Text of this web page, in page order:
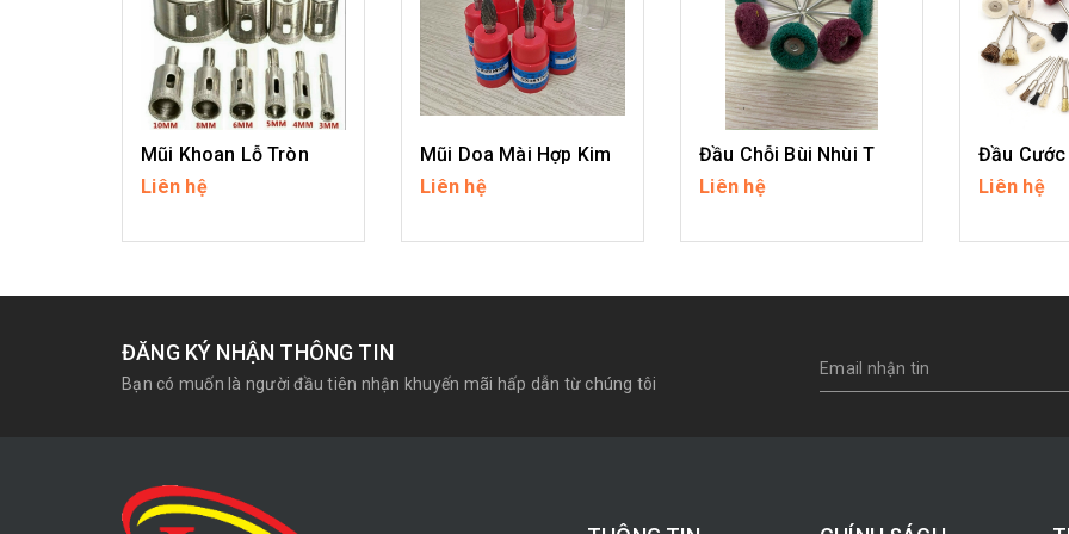
Mũi Khoan Lỗ Tròn
Liên hệ
Mũi Doa Mài Hợp Kim
Liên hệ
Đầu Chỗi Bùi Nhùi T
Liên hệ
Đầu Cước
Liên hệ
ĐĂNG KÝ NHẬN THÔNG TIN
Bạn có muốn là người đầu tiên nhận khuyến mãi hấp dẫn từ chúng tôi